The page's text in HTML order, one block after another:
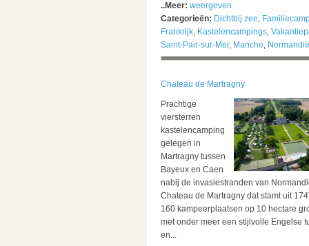
..Meer: weergeven
Categorieën: Dichtbij zee,
Frankrijk, Kastelencampings,
Saint-Pair-sur-Mer, Manche, Normandië
Chateau de Martragny
Prachtige
viersterren
kastelencamping
gelegen in
Martragny tussen
Bayeux en Caen
nabij de invasiestranden van
Chateau de Martragny dat stamt uit
160 kampeerplaatsen op 10 hectare
met onder meer een stijlvolle Engelse
en...